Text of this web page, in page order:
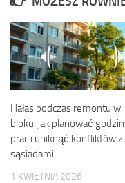
Hałas podczas remontu w
bloku: jak planować
prac i uniknąć konfliktów z
sąsiadami
1 KWIETNIA 2026